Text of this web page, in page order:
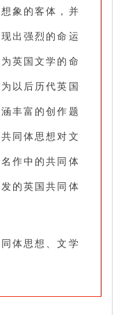
象的客体，并
出强烈的命运
英国文学的命
以后历代英国
丰富的创作题
同体思想对文
作中的共同体
的英国共同体
体思想、文学